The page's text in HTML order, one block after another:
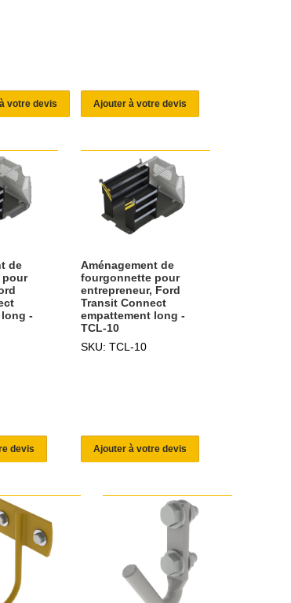
votre devis Ajouter à votre devis
de
pour
-
devis
Aménagement de
fourgonnette pour
entrepreneur, Ford
Transit Connect
empattement long -
TCL-10
SKU: TCL-10
Ajouter à votre devis